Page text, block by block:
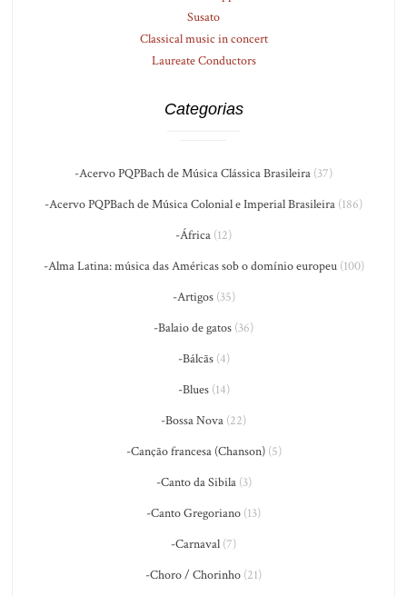
Susato
Classical music in concert
Laureate Conductors
Categorias
-Acervo PQPBach de Música Clássica Brasileira (37)
-Acervo PQPBach de Música Colonial e Imperial Brasileira (186)
-África (12)
-Alma Latina: música das Américas sob o domínio europeu(100)
-Artigos(35)
-Balaio de gatos (36)
-Bálcãs(4)
-Blues(14)
-Bossa Nova (22)
-Canção francesa (Chanson)(5)
-Canto da Sibila(3)
-Canto Gregoriano (13)
-Carnaval (7)
-Choro / Chorinho (21)